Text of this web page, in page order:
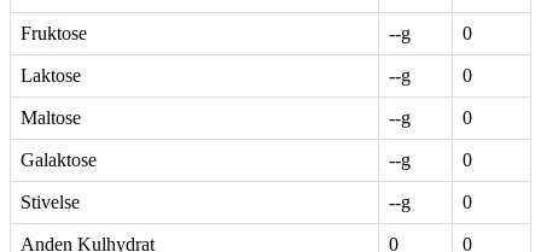
Fruktose --g 0
Laktose --g 0
Maltose --g 0
Galaktose --g 0
Stivelse --g 0
Anden Kulhydrat 0 0